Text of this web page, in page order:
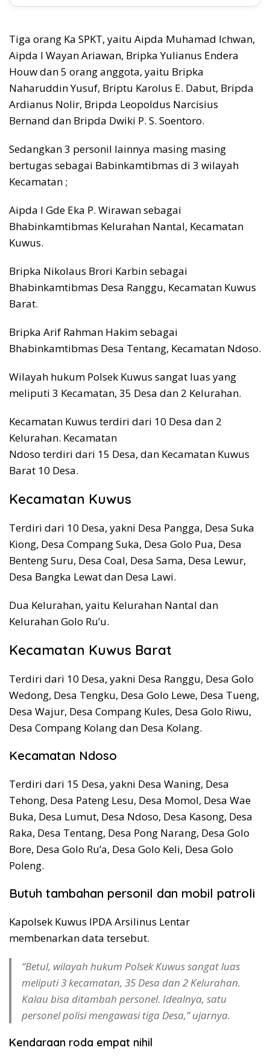
Tiga orang Ka SPKT, yaitu Aipda Muhamad Ichwan,
Aipda I Wayan Ariawan, Bripka Yulianus Endera
Houw dan 5 orang anggota, yaitu Bripka
Naharuddin Yusuf, Briptu Karolus E. Dabut, Bripda
Ardianus Nolir, Bripda Leopoldus Narcisius
Bernand dan Bripda Dwiki P. S. Soentoro.
Sedangkan 3 personil lainnya masing masing
bertugas sebagai Babinkamtibmas di 3 wilayah
Kecamatan ;
Aipda I Gde Eka P. Wirawan sebagai
Bhabinkamtibmas Kelurahan Nantal, Kecamatan
Kuwus.
Bripka Nikolaus Brori Karbin sebagai
Bhabinkamtibmas Desa Ranggu, Kecamatan Kuwus
Barat.
Bripka Arif Rahman Hakim sebagai
Bhabinkamtibmas Desa Tentang, Kecamatan Ndoso.
Wilayah hukum Polsek Kuwus sangat luas yang
meliputi 3 Kecamatan, 35 Desa dan 2 Kelurahan.
Kecamatan Kuwus terdiri dari 10 Desa dan 2
Kelurahan. Kecamatan
Ndoso terdiri dari 15 Desa, dan Kecamatan Kuwus
Barat 10 Desa.
Kecamatan Kuwus
Terdiri dari 10 Desa, yakni Desa Pangga, Desa Suka
Kiong, Desa Compang Suka, Desa Golo Pua, Desa
Benteng Suru, Desa Coal, Desa Sama, Desa Lewur,
Desa Bangka Lewat dan Desa Lawi.
Dua Kelurahan, yaitu Kelurahan Nantal dan
Kelurahan Golo Ru’u.
Kecamatan Kuwus Barat
Terdiri dari 10 Desa, yakni Desa Ranggu, Desa Golo
Wedong, Desa Tengku, Desa Golo Lewe, Desa Tueng,
Desa Wajur, Desa Compang Kules, Desa Golo Riwu,
Desa Compang Kolang dan Desa Kolang.
Kecamatan Ndoso
Terdiri dari 15 Desa, yakni Desa Waning, Desa
Tehong, Desa Pateng Lesu, Desa Momol, Desa Wae
Buka, Desa Lumut, Desa Ndoso, Desa Kasong, Desa
Raka, Desa Tentang, Desa Pong Narang, Desa Golo
Bore, Desa Golo Ru’a, Desa Golo Keli, Desa Golo
Poleng.
Butuh tambahan personil dan mobil patroli
Kapolsek Kuwus IPDA Arsilinus Lentar
membenarkan data tersebut.
“Betul, wilayah hukum Polsek Kuwus sangat luas
meliputi 3 kecamatan, 35 Desa dan 2 Kelurahan.
Kalau bisa ditambah personel. Idealnya, satu
personel polisi mengawasi tiga Desa,” ujarnya.
Kendaraan roda empat nihil